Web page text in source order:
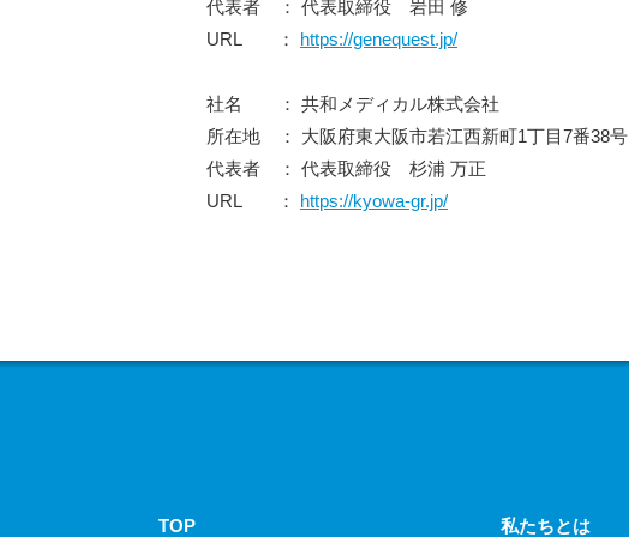
代表者 ： 代表取締役 岩田 修
URL ： https://genequest.jp/
社名 ： 共和メディカル株式会社
所在地 ： 大阪府東大阪市若江西新町1丁目7番38号
代表者 ： 代表取締役 杉浦 万正
URL ： https://kyowa-gr.jp/
TOP 私たちとは